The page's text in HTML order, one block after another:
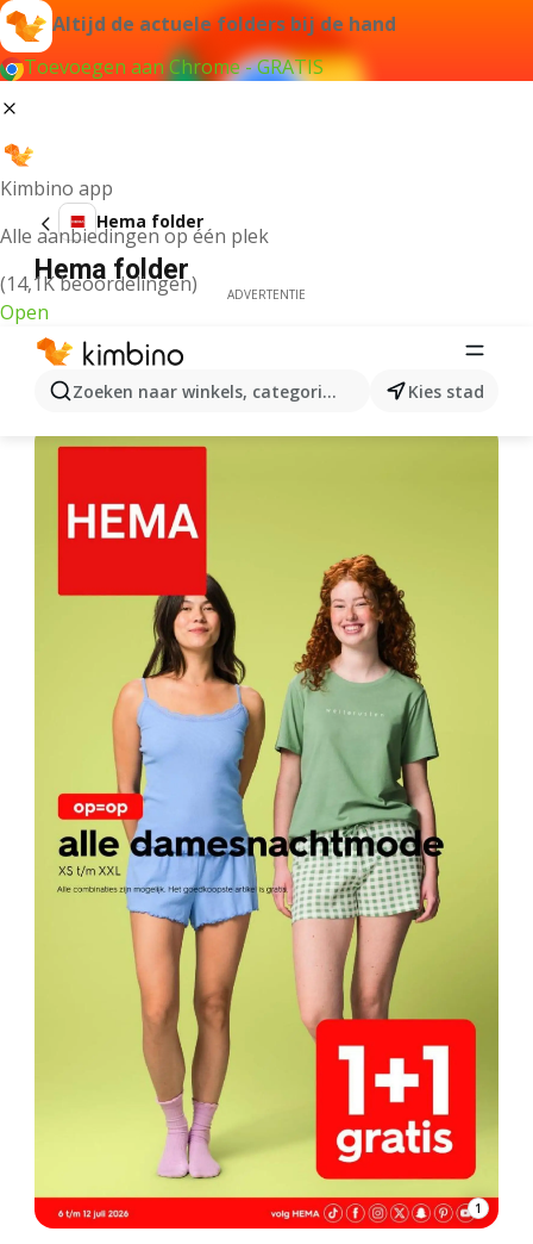
Altijd de actuele folders bij de hand
Toevoegen aan Chrome - GRATIS
Kimbino app
Alle aanbiedingen op één plek
(14,1K beoordelingen)
Open
Zoeken naar winkels, categorieën, producten...
Kies stad
Hema folder
Hema folder
ADVERTENTIE
1